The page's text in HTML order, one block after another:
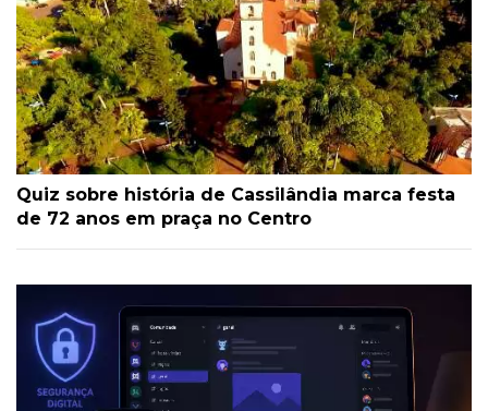
Quiz sobre história de Cassilândia marca festa
de 72 anos em praça no Centro